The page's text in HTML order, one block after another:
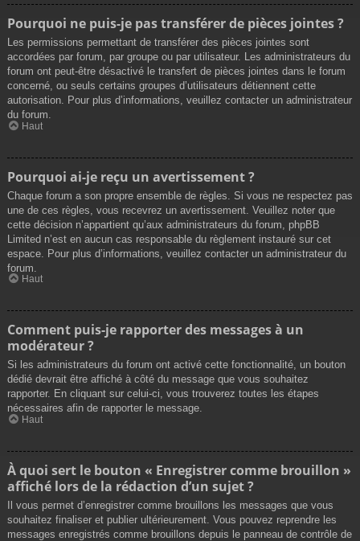
Pourquoi ne puis-je pas transférer de pièces jointes ?
Les permissions permettant de transférer des pièces jointes sont
accordées par forum, par groupe ou par utilisateur. Les administrateurs du
forum ont peut-être désactivé le transfert de pièces jointes dans le forum
concerné, ou seuls certains groupes d’utilisateurs détiennent cette
autorisation. Pour plus d’informations, veuillez contacter un administrateur
du forum.
Haut
Pourquoi ai-je reçu un avertissement ?
Chaque forum a son propre ensemble de règles. Si vous ne respectez pas
une de ces règles, vous recevrez un avertissement. Veuillez noter que
cette décision n’appartient qu’aux administrateurs du forum, phpBB
Limited n’est en aucun cas responsable du règlement instauré sur cet
espace. Pour plus d’informations, veuillez contacter un administrateur du
forum.
Haut
Comment puis-je rapporter des messages à un
modérateur ?
Si les administrateurs du forum ont activé cette fonctionnalité, un bouton
dédié devrait être affiché à côté du message que vous souhaitez
rapporter. En cliquant sur celui-ci, vous trouverez toutes les étapes
nécessaires afin de rapporter le message.
Haut
À quoi sert le bouton « Enregistrer comme brouillon »
affiché lors de la rédaction d’un sujet ?
Il vous permet d’enregistrer comme brouillons les messages que vous
souhaitez finaliser et publier ultérieurement. Vous pouvez reprendre les
messages enregistrés comme brouillons depuis le panneau de contrôle de